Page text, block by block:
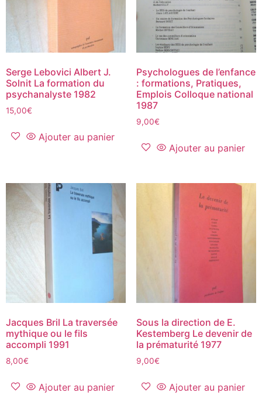
Serge Lebovici Albert J.
Solnit La formation du
psychanalyste 1982
15,00€
Ajouter au panier
Psychologues de l’enfance
: formations, Pratiques,
Emplois Colloque national
1987
9,00€
Ajouter au panier
Jacques Bril La traversée
mythique ou le fils
accompli 1991
8,00€
Ajouter au panier
Sous la direction de E.
Kestemberg Le devenir de
la prématurité 1977
9,00€
Ajouter au panier